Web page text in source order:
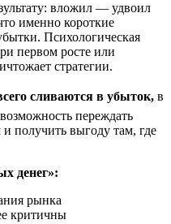
вложил — удвоил
именно короткие
Психологическая
первом росте или
стратегии.
сливаются в убыток, в
переждать
и получить выгоду там, где
денег»:
рынка
критичны